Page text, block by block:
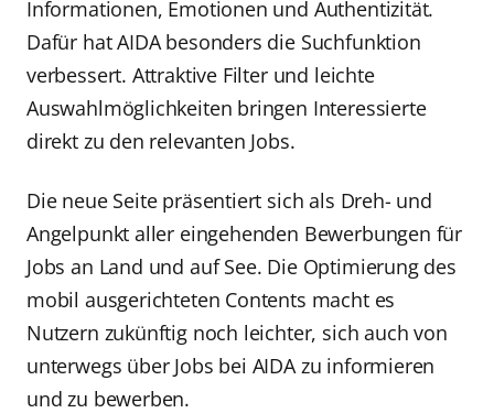
Informationen, Emotionen und Authentizität.
Dafür hat AIDA besonders die Suchfunktion
verbessert. Attraktive Filter und leichte
Auswahlmöglichkeiten bringen Interessierte
direkt zu den relevanten Jobs.
Die neue Seite präsentiert sich als Dreh- und
Angelpunkt aller eingehenden Bewerbungen für
Jobs an Land und auf See. Die Optimierung des
mobil ausgerichteten Contents macht es
Nutzern zukünftig noch leichter, sich auch von
unterwegs über Jobs bei AIDA zu informieren
und zu bewerben.